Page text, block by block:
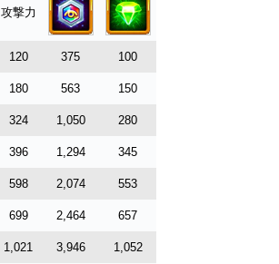
攻撃力
120 375 100
180 563 150
324 1,050 280
396 1,294 345
598 2,074 553
699 2,464 657
1,021 3,946 1,052